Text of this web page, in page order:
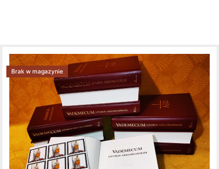
Brak w magazynie